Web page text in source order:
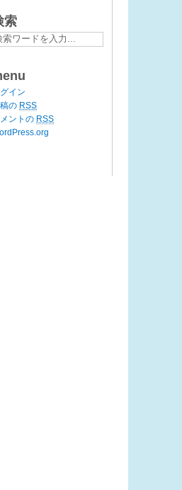
索
イン
の RSS
ントの RSS